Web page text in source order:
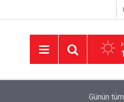
Van'da silahlıGünün tüm